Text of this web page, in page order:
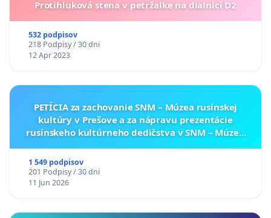
Protihluková stena v petržalke na dialnici D2
532 podpisov
218 Podpisy / 30 dni
12 Apr 2023
PETÍCIA za zachovanie SNM – Múzea rusínskej
kultúry v Prešove a za nápravu prezentácie
rusínskeho kultúrneho dedičstva v SNM – Múzeu
1 549 podpisov
201 Podpisy / 30 dni
11 Jun 2026